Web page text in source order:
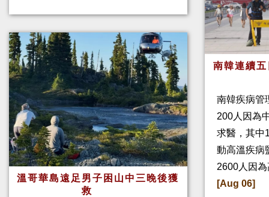
溫哥華島遠足男子困山中三晚後獲
救
南韓連續
南韓疾病管
200人因為
求醫，其中
動高溫疾病
2600人因
[Aug 06]